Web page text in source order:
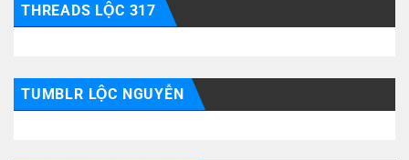
THREADS LỘC 317
TUMBLR LỘC NGUYỄN